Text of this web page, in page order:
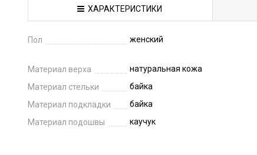
ХАРАКТЕРИСТИКИ
Пол женский
Материал верха
натуральная кожа
Материал стельки
байка
Материал подкладки
байка
Материал подошвы
каучук